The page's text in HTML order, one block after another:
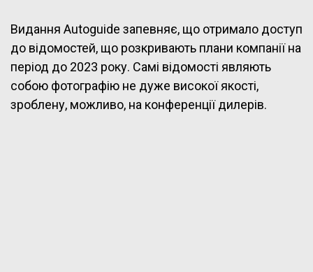
Видання Autoguide запевняє, що отримало доступ
до відомостей, що розкривають плани компанії на
період до 2023 року. Самі відомості являють
собою фотографію не дуже високої якості,
зроблену, можливо, на конференції дилерів.